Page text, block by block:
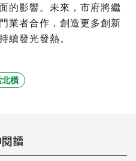
的影響。未來，市府將繼
業者合作，創造更多創新
續發光發熱。
北橫
讀